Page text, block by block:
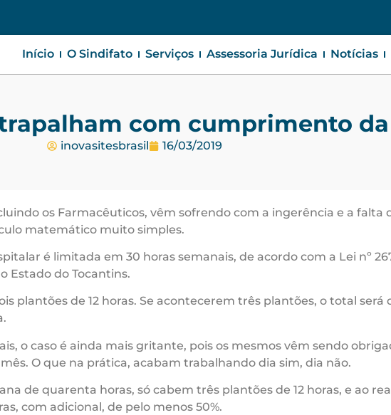
Início O Sindifato Serviços Assessoria Jurídica Notícias
com cumprimento
inovasitesbrasil 16/03/2019
os Farmacêuticos, vêm sofrendo com a ingerência e a falta
matemático muito simples.
é limitada em 30 horas semanais, de acordo com a Lei nº
Estado do Tocantins.
plantões de 12 horas. Se acontecerem três plantões, o total será
o caso é ainda mais gritante, pois os mesmos vêm sendo
O que na prática, acabam trabalhando dia sim, dia não.
de quarenta horas, só cabem três plantões de 12 horas, e ao
com adicional, de pelo menos 50%.